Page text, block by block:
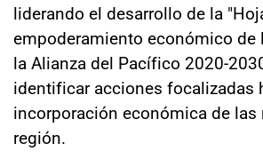
liderando el desarrollo de la
empoderamiento económico de
la Alianza del Pacífico 2020-
identificar acciones focalizadas
incorporación económica de las
región.